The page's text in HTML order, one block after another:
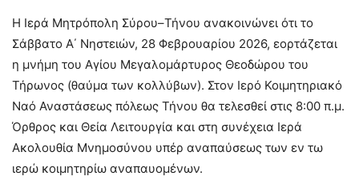
Η Ιερά Μητρόπολη Σύρου–Τήνου ανακοινώνει ότι το
Σάββατο Α΄ Νηστειών, 28 Φεβρουαρίου 2026, εορτάζεται
η μνήμη του Αγίου Μεγαλομάρτυρος Θεοδώρου του
Τήρωνος (θαύμα των κολλύβων). Στον Ιερό Κοιμητηριακό
Ναό Αναστάσεως πόλεως Τήνου θα τελεσθεί στις 8:00 π.μ.
Όρθρος και Θεία Λειτουργία και στη συνέχεια Ιερά
Ακολουθία Μνημοσύνου υπέρ αναπαύσεως των εν τω
ιερώ κοιμητηρίω αναπαυομένων.